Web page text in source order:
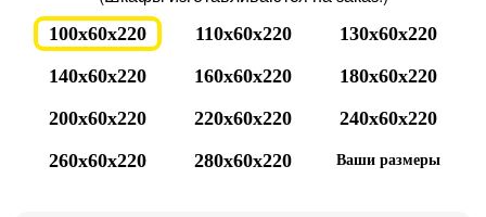
100x60x220 110x60x220
130x60x220
140x60x220
160x60x220
180x60x220
200x60x220
220x60x220
240x60x220
260x60x220
280x60x220 Ваши размеры